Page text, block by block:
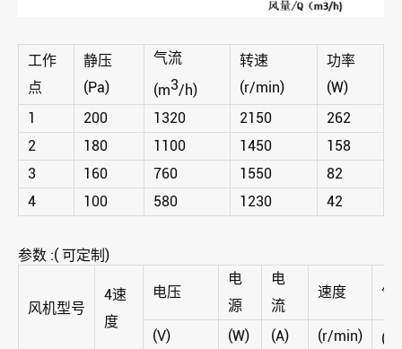
工作
点
静压
(Pa)
气流
(m3/h)
转速
(r/min)
功率
(W)
1
200 1320 2150
262
2
180 1100 1450
158
3
160 760 1550
82
4
100 580 1230 42
参数 :( 可定制)
风机型号
4速
度
电压
电
源
电
流
速度 气
(V) (W) (A) (r/min) (m